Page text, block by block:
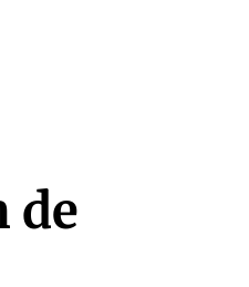
de